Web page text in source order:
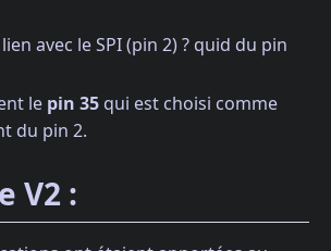
avec le SPI (pin 2) ? quid du pin
le pin 35 qui est choisi comme
du pin 2.
V2 :